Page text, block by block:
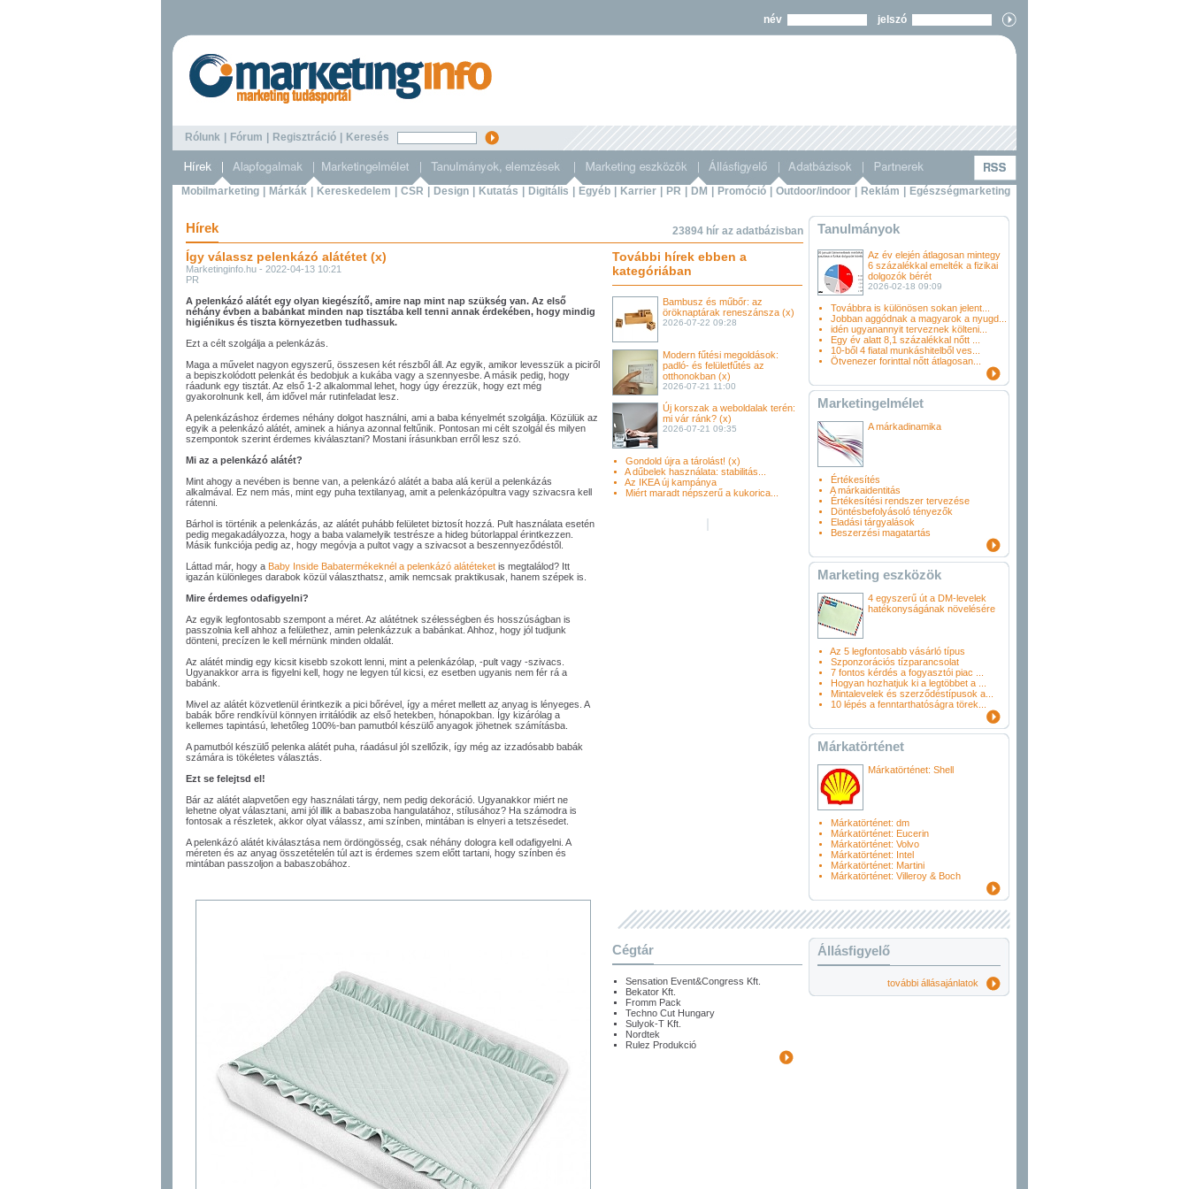
név jelszó
Rólunk Fórum Regisztráció Keresés
Mobilmarketing Márkák Kereskedelem CSR Design Kutatás Digitális Egyéb Karrier PR DM Promóció Outdoor/indoor Reklám Egészségmarketing
Hírek 23894 hír az adatbázisban Tanulmányok
Így válassz pelenkázó alátétet (x)
Marketinginfo.hu - 2022-04-13 10:21
PR
A pelenkázó alátét egy olyan kiegészítő, amire nap mint nap szükség van. Az első
néhány évben a babánkat minden nap tisztába kell tenni annak érdekében, hogy mindig
higiénikus és tiszta környezetben tudhassuk.
Ezt a célt szolgálja a pelenkázás.
Maga a művelet nagyon egyszerű, összesen két részből áll. Az egyik, amikor levesszük a piciről
a bepiszkolódott pelenkát és bedobjuk a kukába vagy a szennyesbe. A másik pedig, hogy
ráadunk egy tisztát. Az első 1-2 alkalommal lehet, hogy úgy érezzük, hogy ezt még
gyakorolnunk kell, ám idővel már rutinfeladat lesz.
A pelenkázáshoz érdemes néhány dolgot használni, ami a baba kényelmét szolgálja. Közülük az
egyik a pelenkázó alátét, aminek a hiánya azonnal feltűnik. Pontosan mi célt szolgál és milyen
szempontok szerint érdemes kiválasztani? Mostani írásunkban erről lesz szó.
Mi az a pelenkázó alátét?
Mint ahogy a nevében is benne van, a pelenkázó alátét a baba alá kerül a pelenkázás
alkalmával. Ez nem más, mint egy puha textilanyag, amit a pelenkázópultra vagy szivacsra kell
rátenni.
Bárhol is történik a pelenkázás, az alátét puhább felületet biztosít hozzá. Pult használata esetén
pedig megakadályozza, hogy a baba valamelyik testrésze a hideg bútorlappal érintkezzen.
Másik funkciója pedig az, hogy megóvja a pultot vagy a szivacsot a beszennyeződéstől.
Láttad már, hogy a Baby Inside Babatermékeknél a pelenkázó alátéteket is megtalálod? Itt
igazán különleges darabok közül választhatsz, amik nemcsak praktikusak, hanem szépek is.
Mire érdemes odafigyelni?
Az egyik legfontosabb szempont a méret. Az alátétnek szélességben és hosszúságban is
passzolnia kell ahhoz a felülethez, amin pelenkázzuk a babánkat. Ahhoz, hogy jól tudjunk
dönteni, precízen le kell mérnünk minden oldalát.
Az alátét mindig egy kicsit kisebb szokott lenni, mint a pelenkázólap, -pult vagy -szivacs.
Ugyanakkor arra is figyelni kell, hogy ne legyen túl kicsi, ez esetben ugyanis nem fér rá a
babánk.
Mivel az alátét közvetlenül érintkezik a pici bőrével, így a méret mellett az anyag is lényeges. A
babák bőre rendkívül könnyen irritálódik az első hetekben, hónapokban. Így kizárólag a
kellemes tapintású, lehetőleg 100%-ban pamutból készülő anyagok jöhetnek számításba.
A pamutból készülő pelenka alátét puha, ráadásul jól szellőzik, így még az izzadósabb babák
számára is tökéletes választás.
Ezt se felejtsd el!
Bár az alátét alapvetően egy használati tárgy, nem pedig dekoráció. Ugyanakkor miért ne
lehetne olyat választani, ami jól illik a babaszoba hangulatához, stílusához? Ha számodra is
fontosak a részletek, akkor olyat válassz, ami színben, mintában is elnyeri a tetszésedet.
A pelenkázó alátét kiválasztása nem ördöngösség, csak néhány dologra kell odafigyelni. A
méreten és az anyag összetételén túl azt is érdemes szem előtt tartani, hogy színben és
mintában passzoljon a babaszobához.
További hírek ebben a
kategóriában
Bambusz és műbőr: az
öröknaptárak reneszánsza (x)
2026-07-22 09:28
Modern fűtési megoldások:
padló- és felületfűtés az
otthonokban (x)
2026-07-21 11:00
Új korszak a weboldalak terén:
mi vár ránk? (x)
2026-07-21 09:35
Gondold újra a tárolást! (x)
A dűbelek használata: stabilitás...
Az IKEA új kampánya
Miért maradt népszerű a kukorica...
Az év elején átlagosan mintegy
6 százalékkal emelték a fizikai
dolgozók bérét
2026-02-18 09:09
Továbbra is különösen sokan jelent...
Jobban aggódnak a magyarok a nyugd...
idén ugyanannyit terveznek költeni...
Egy év alatt 8,1 százalékkal nőtt ...
10-ből 4 fiatal munkáshitelből ves...
Ötvenezer forinttal nőtt átlagosan...
Marketingelmélet
A márkadinamika
Értékesítés
A márkaidentitás
Értékesítési rendszer tervezése
Döntésbefolyásoló tényezők
Eladási tárgyalások
Beszerzési magatartás
Marketing eszközök
4 egyszerű út a DM-levelek
hatékonyságának növelésére
Az 5 legfontosabb vásárló típus
Szponzorációs tízparancsolat
7 fontos kérdés a fogyasztói piac ...
Hogyan hozhatjuk ki a legtöbbet a ...
Mintalevelek és szerződéstípusok a...
10 lépés a fenntarthatóságra törek...
Márkatörténet
Márkatörténet: Shell
Márkatörténet: dm
Márkatörténet: Eucerin
Márkatörténet: Volvo
Márkatörténet: Intel
Márkatörténet: Martini
Márkatörténet: Villeroy & Boch
Cégtár
Sensation Event&Congress Kft.
Bekator Kft.
Fromm Pack
Techno Cut Hungary
Sulyok-T Kft.
Nordtek
Rulez Produkció
Állásfigyelő
további állásajánlatok